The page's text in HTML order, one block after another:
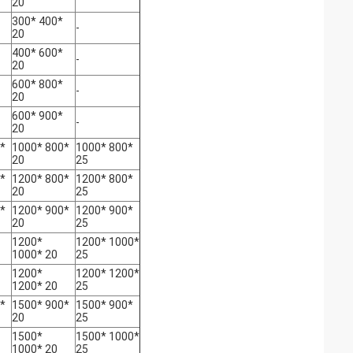
300* 400*
20
-
400* 600*
20
-
600* 800*
20
-
600* 900*
20
-
1000* 800*
20
1000* 800*
25
1200* 800*
20
1200* 800*
25
1200* 900*
20
1200* 900*
25
1200*
1000* 20
1200* 1000*
25
1200*
1200* 20
1200* 1200*
25
1500* 900*
20
1500* 900*
25
1500*
1000* 20
1500* 1000*
25